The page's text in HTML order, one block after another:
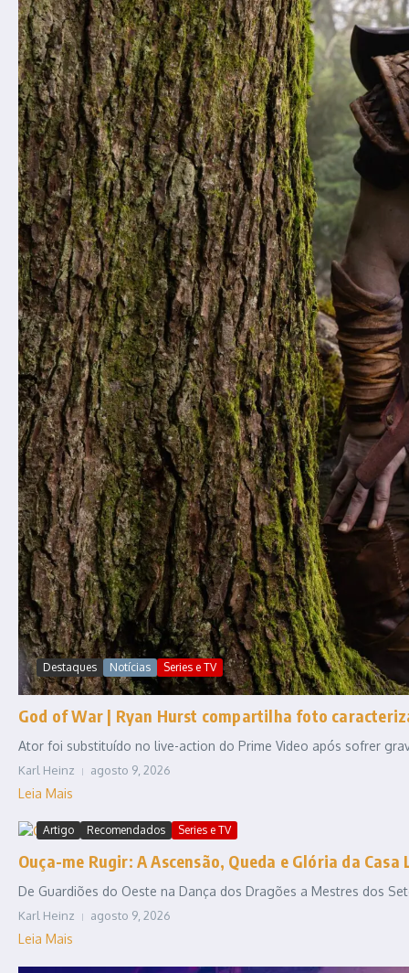
Destaques Notícias Series e TV
God of War | Ryan Hurst compartilha foto
Ator foi substituído no live-action do Prime Video após sofrer
Karl Heinz agosto 9, 2026
Leia Mais
Artigo Recomendados Series e TV
Ouça-me Rugir: A Ascensão, Queda e Glória da
De Guardiões do Oeste na Dança dos Dragões a Mestres dos
Karl Heinz agosto 9, 2026
Leia Mais